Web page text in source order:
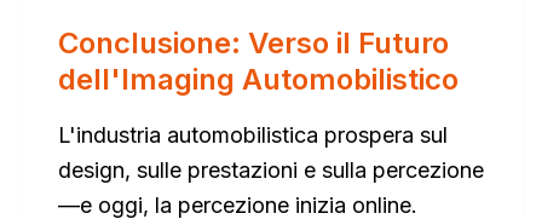
Conclusione: Verso il Futuro
dell'Imaging Automobilistico
L'industria automobilistica prospera sul
design, sulle prestazioni e sulla percezione
—e oggi, la percezione inizia online.